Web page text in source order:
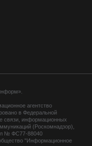
агентство
в Федеральной
связи, информационных
(Роскомнадзор),
№ ФС77-88040
"Информационное